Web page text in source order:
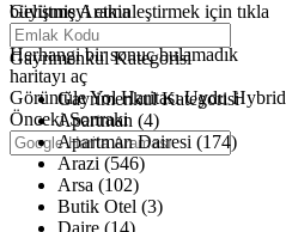
büyütmeyi etkinleştirmek için tıkla
Haritalar yükleniyor
Herhangi bir sonuç bulamadık
haritayı aç
GörüntüleYol Haritası Uydu Hybrid
Önceki Sonraki
Gelişmiş Arama
Gayrimenkul Kategorisi
Gayrimenkul Kategorisi
Apartman (4)
Apartman Dairesi (174)
Arazi (546)
Arsa (102)
Butik Otel (3)